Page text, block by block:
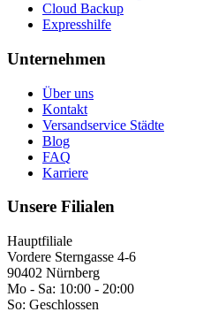
Cloud Backup
Expresshilfe
Unternehmen
Über uns
Kontakt
Versandservice Städte
Blog
FAQ
Karriere
Unsere Filialen
Hauptfiliale
Vordere Sterngasse 4-6
90402 Nürnberg
Mo - Sa: 10:00 - 20:00
So: Geschlossen